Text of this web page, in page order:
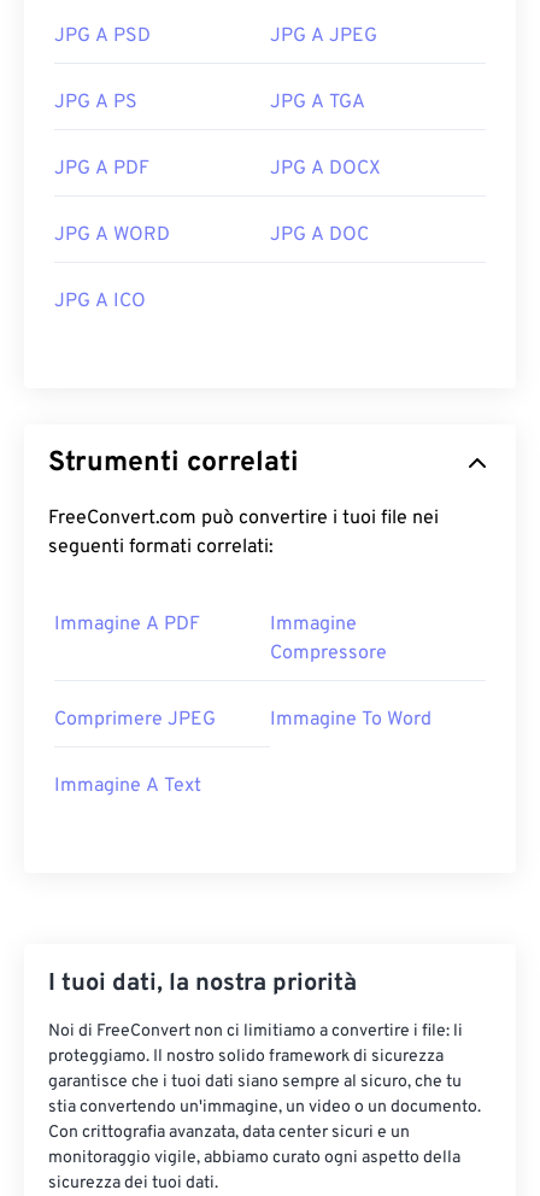
JPG A PSD JPG A JPEG
JPG A PS JPG A TGA
JPG A PDF JPG A DOCX
JPG A WORD JPG A DOC
JPG A ICO
Strumenti correlati
FreeConvert.com può convertire i tuoi file nei
seguenti formati correlati:
Immagine A PDF
Immagine
Compressore
Comprimere JPEG Immagine To Word
Immagine A Text
I tuoi dati, la nostra priorità
Noi di FreeConvert non ci limitiamo a convertire i file: li
proteggiamo. Il nostro solido framework di sicurezza
garantisce che i tuoi dati siano sempre al sicuro, che tu
stia convertendo un'immagine, un video o un documento.
Con crittografia avanzata, data center sicuri e un
monitoraggio vigile, abbiamo curato ogni aspetto della
sicurezza dei tuoi dati.